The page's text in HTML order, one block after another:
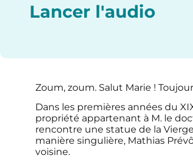
Lancer l'audio
Zoum, zoum. Salut Marie !
Dans les premières années du
propriété appartenant à M. le
rencontre une statue de la
manière singulière, Mathias
voisine.